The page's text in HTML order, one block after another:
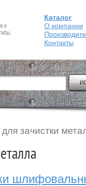
Каталог
О компании
Контакты
зачистки